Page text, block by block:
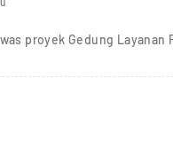
proyek Gedung Layanan